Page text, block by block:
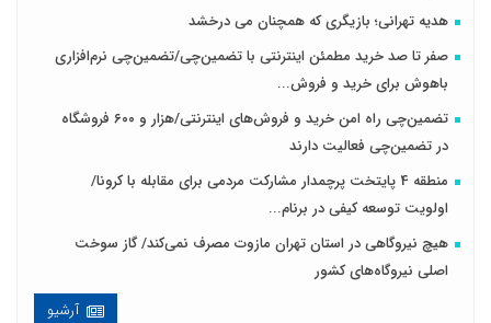
هدیه تهرانی؛ بازیگری که همچنان می درخشد
صفر تا صد خرید مطمئن اینترنتی با تضمین‌چی/تضمین‌چی نرم‌افزاری
باهوش برای خرید و فروش‌...
تضمین‌چی راه امن خرید و فروش‌های اینترنتی/هزار و ۶۰۰ فروشگاه
در تضمین‌چی فعالیت دارند
منطقه 4 پایتخت پرچمدار مشارکت مردمی برای مقابله با کرونا/
اولویت توسعه کیفی در برنام...
هیچ نیروگاهی در استان تهران مازوت مصرف نمی‌کند/ گاز سوخت
اصلی نیروگاه‌های کشور
آرشیو